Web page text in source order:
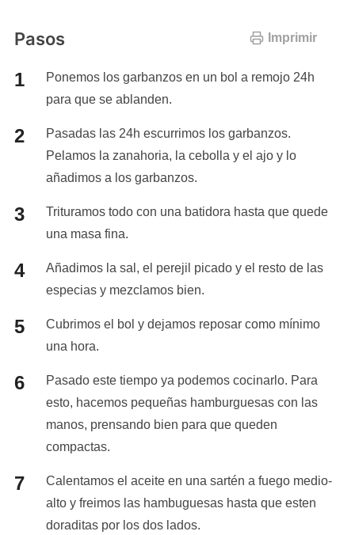
Imprimir
Pasos
Ponemos los garbanzos en un bol a remojo 24h
para que se ablanden.
Pasadas las 24h escurrimos los garbanzos.
Pelamos la zanahoria, la cebolla y el ajo y lo
añadimos a los garbanzos.
Trituramos todo con una batidora hasta que quede
una masa fina.
Añadimos la sal, el perejil picado y el resto de las
especias y mezclamos bien.
Cubrimos el bol y dejamos reposar como mínimo
una hora.
Pasado este tiempo ya podemos cocinarlo. Para
esto, hacemos pequeñas hamburguesas con las
manos, prensando bien para que queden
compactas.
Calentamos el aceite en una sartén a fuego medio-
alto y freimos las hambuguesas hasta que esten
doraditas por los dos lados.